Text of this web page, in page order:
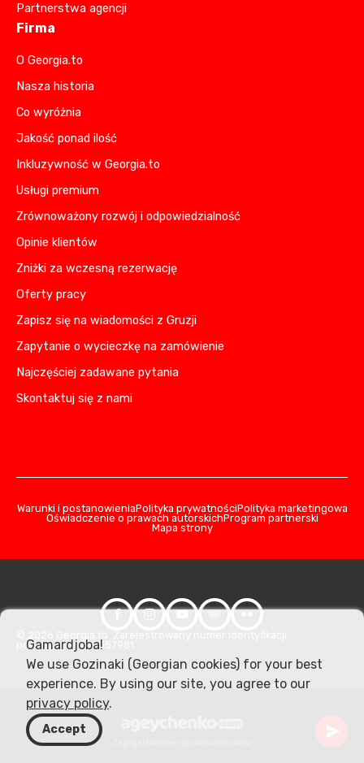
Partnerstwa agencji
Firma
O Georgia.to
Nasza historia
Co wyróżnia
Jakość ponad ilość
Inkluzywność w Georgia.to
Usługi premium
Zrównoważony rozwój i odpowiedzialność
Opinie klientów
Zniżki za wczesną rezerwację
Oferty pracy
Zapisz się na wiadomości z Gruzji
Zapytanie o wycieczkę na zamówienie
Najczęściej zadawane pytania
Skontaktuj się z nami
Warunki i postanowieniaPolityka prywatnościPolityka marketingowa
Oświadczenie o prawach autorskichProgram partnerski
Mapa strony
podatkowej: 406357981
Gamardjoba!
We use Gozinaki (Georgian cookies) for your best
experience. By using our site, you agree to our
privacy policy.
Accept